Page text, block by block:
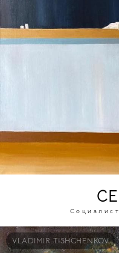
VLADIMIR TISHCHENKOV